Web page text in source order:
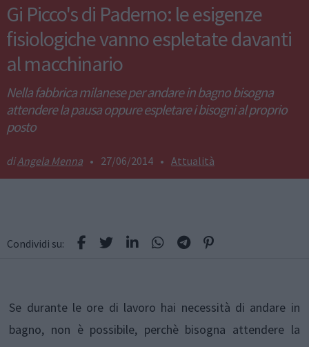
Gi Picco's di Paderno: le esigenze
fisiologiche vanno espletate davanti
al macchinario
Nella fabbrica milanese per andare in bagno bisogna
attendere la pausa oppure espletare i bisogni al proprio
posto
Angela Menna • 27/06/2014 • Attualità
Condividi su:
Se durante le ore di lavoro hai necessità di andare in
bagno, non è possibile, perchè bisogna attendere la